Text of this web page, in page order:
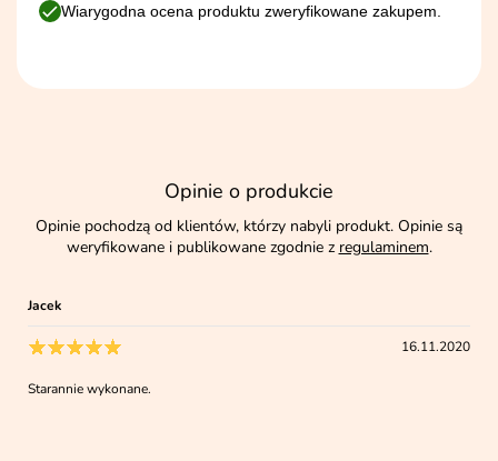
Wiarygodna ocena produktu zweryfikowane zakupem.
Opinie o produkcie
Opinie pochodzą od klientów, którzy nabyli produkt. Opinie są
weryfikowane i publikowane zgodnie z regulaminem.
Jacek
16.11.2020
Starannie wykonane.